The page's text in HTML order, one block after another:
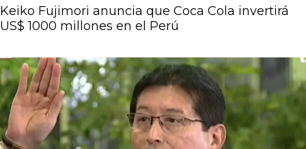
Keiko Fujimori anuncia que Coca Cola invertirá
US$ 1000 millones en el Perú